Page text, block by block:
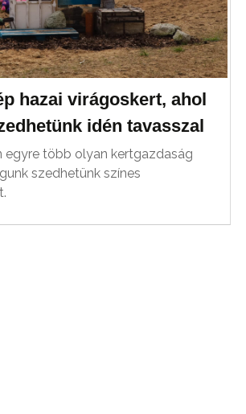
hazai virágoskert, ahol
idén tavasszal
egyre több olyan kertgazdaság
szedhetünk színes